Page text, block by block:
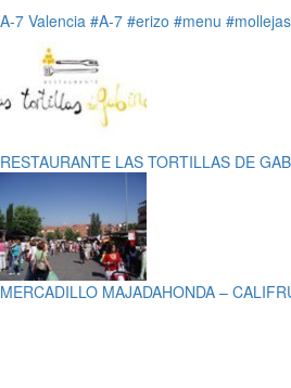
A-7 Valencia #A-7 #erizo #menu #mollejas
RESTAURANTE LAS TORTILLAS DE
MERCADILLO MAJADAHONDA –